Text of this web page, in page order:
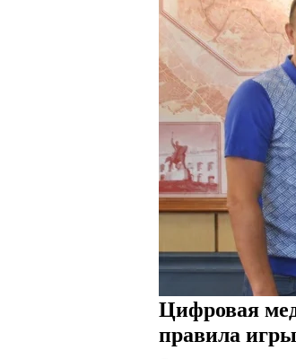
Цифровая
правила